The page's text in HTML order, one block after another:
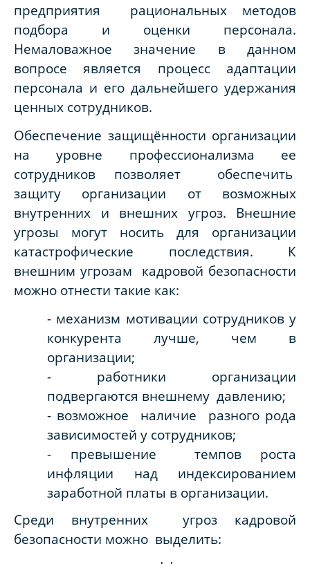
предприятия рациональных методов
подбора и оценки персонала.
Немаловажное значение в данном
вопросе является процесс адаптации
персонала и его дальнейшего удержания
ценных сотрудников.
Обеспечение защищённости организации
на уровне профессионализма ее
сотрудников позволяет обеспечить
защиту организации от возможных
внутренних и внешних угроз. Внешние
угрозы могут носить для организации
катастрофические последствия. К
внешним угрозам кадровой безопасности
можно отнести такие как:
- механизм мотивации сотрудников у
конкурента лучше, чем в
организации;
- работники организации
подвергаются внешнему давлению;
- возможное наличие разного рода
зависимостей у сотрудников;
- превышение темпов роста
инфляции над индексированием
заработной платы в организации.
Среди внутренних угроз кадровой
безопасности можно выделить: